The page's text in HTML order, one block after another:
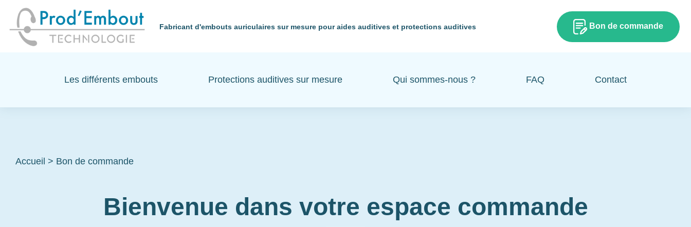
Fabricant d'embouts auriculaires sur mesure pour aides auditives et protections auditives Bon de commande
Les différents embouts Protections auditives sur mesure Qui sommes-nous ? FAQ Contact
Accueil > Bon de commande
Bienvenue dans votre espace commande